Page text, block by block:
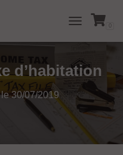
O
G
L
N
A
V
G
0
d’habitation
30/07/2019